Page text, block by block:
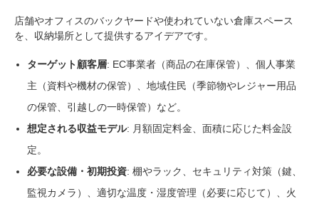
店舗やオフィスのバックヤードや使われていない倉庫スペース
を、収納場所として提供するアイデアです。
ターゲット顧客層: EC事業者（商品の在庫保管）、個人事業
主（資料や機材の保管）、地域住民（季節物やレジャー用品
の保管、引越しの一時保管）など。
想定される収益モデル: 月額固定料金、面積に応じた料金設
定。
必要な設備・初期投資: 棚やラック、セキュリティ対策（鍵、
監視カメラ）、適切な温度・湿度管理（必要に応じて）、火